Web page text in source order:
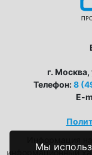
г. Москва,
Телефон:8
E-
информационный
Мы